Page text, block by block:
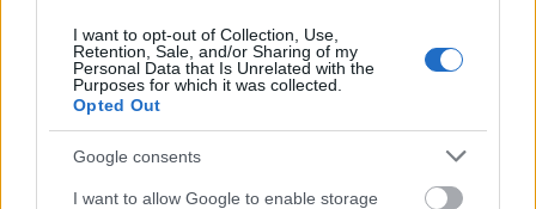
I want to opt-out of Collection, Use,
Retention, Sale, and/or Sharing of my
Personal Data that Is Unrelated with the
Purposes for which it was collected.
Opted Out
Google consents
I want to allow Google to enable storage
Aconcagua